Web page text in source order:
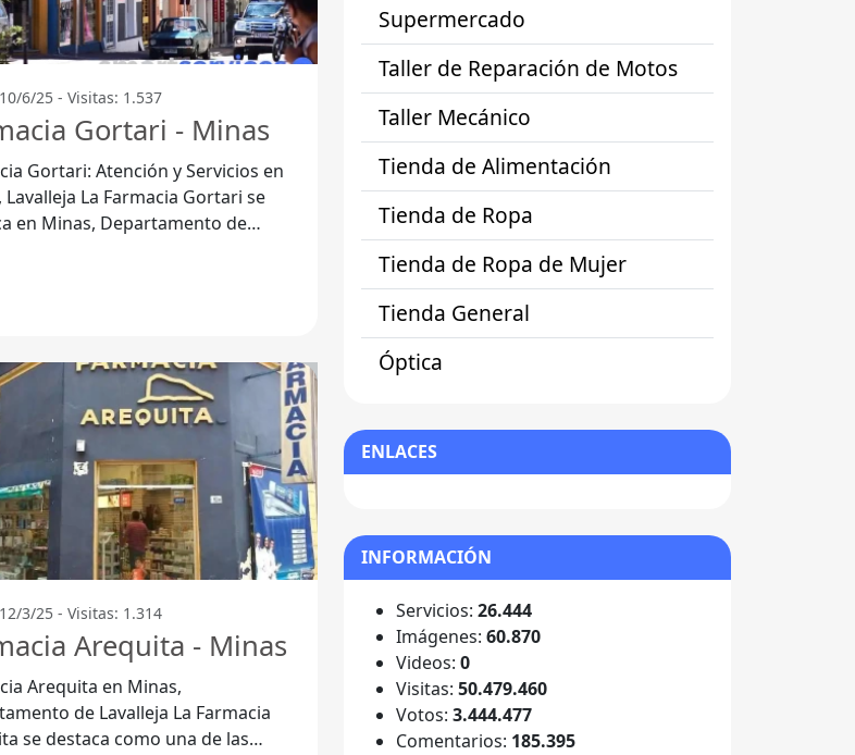
6/25 - Visitas: 1.537
Gortari - Minas
Gortari: Atención y Servicios en
Farmacia Gortari se
en Minas, Departamento de
3/25 - Visitas: 1.314
Arequita - Minas
Arequita en Minas,
de Lavalleja La Farmacia
se destaca como una de las
Supermercado
Taller de Reparación de Motos
Taller Mecánico
Tienda de Alimentación
Tienda de Ropa
Tienda de Ropa de Mujer
Tienda General
Óptica
ENLACES
INFORMACIÓN
Servicios: 26.444
Imágenes: 60.870
Videos: 0
Visitas: 50.479.460
Votos: 3.444.477
Comentarios: 185.395